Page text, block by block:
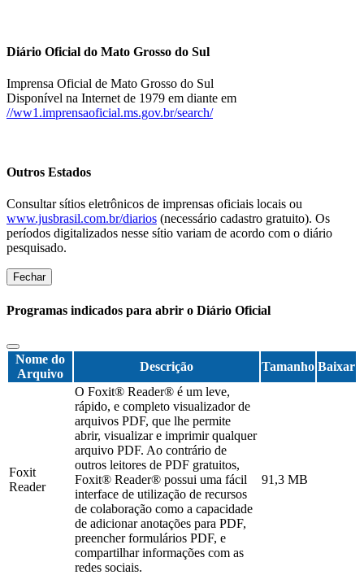
Diário Oficial do Mato Grosso do Sul
Imprensa Oficial de Mato Grosso do Sul
Disponível na Internet de 1979 em diante em
//ww1.imprensaoficial.ms.gov.br/search/
Outros Estados
Consultar sítios eletrônicos de imprensas oficiais locais ou
www.jusbrasil.com.br/diarios (necessário cadastro gratuito). Os
períodos digitalizados nesse sítio variam de acordo com o diário
pesquisado.
Fechar
Programas indicados para abrir o Diário Oficial
Nome do
Arquivo
Descrição Tamanho Baixar
Foxit
Reader
O Foxit® Reader® é um leve,
rápido, e completo visualizador de
arquivos PDF, que lhe permite
abrir, visualizar e imprimir qualquer
arquivo PDF. Ao contrário de
outros leitores de PDF gratuitos,
Foxit® Reader® possui uma fácil
interface de utilização de recursos
de colaboração como a capacidade
de adicionar anotações para PDF,
preencher formulários PDF, e
compartilhar informações com as
redes sociais.
91,3 MB